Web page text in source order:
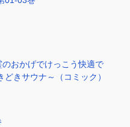
おかげでけっこう快適で
きサウナ～（コミック）